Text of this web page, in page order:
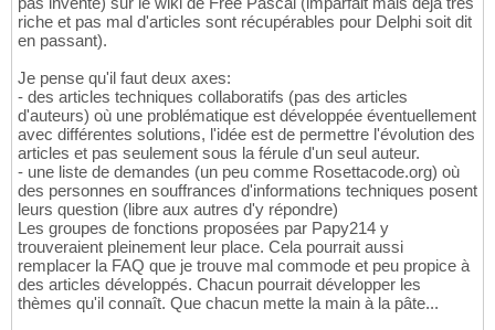
riche et pas mal d'articles sont récupérables pour Delphi soit dit
en passant).
Je pense qu'il faut deux axes:
- des articles techniques collaboratifs (pas des articles
d'auteurs) où une problématique est développée éventuellement
avec différentes solutions, l'idée est de permettre l'évolution des
articles et pas seulement sous la férule d'un seul auteur.
- une liste de demandes (un peu comme Rosettacode.org) où
des personnes en souffrances d'informations techniques posent
leurs question (libre aux autres d'y répondre)
Les groupes de fonctions proposées par Papy214 y
trouveraient pleinement leur place. Cela pourrait aussi
remplacer la FAQ que je trouve mal commode et peu propice à
des articles développés. Chacun pourrait développer les
thèmes qu'il connaît. Que chacun mette la main à la pâte...